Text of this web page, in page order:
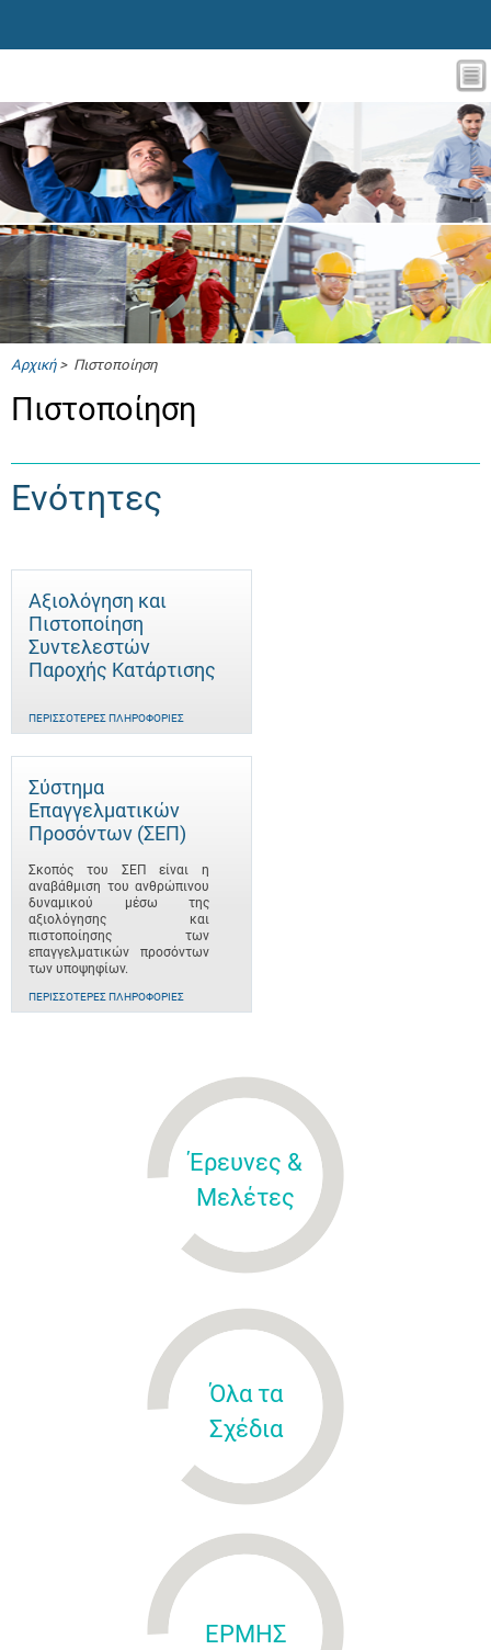
Αρχική> Πιστοποίηση
Πιστοποίηση
Ενότητες
Αξιολόγηση και
Πιστοποίηση
Συντελεστών
Παροχής Κατάρτισης
ΠΕΡΙΣΣΌΤΕΡΕΣ ΠΛΗΡΟΦΟΡΊΕΣ
Σύστημα
Επαγγελματικών
Προσόντων (ΣΕΠ)
Σκοπός του ΣΕΠ είναι η
αναβάθμιση του ανθρώπινου
δυναμικού μέσω της
αξιολόγησης και
πιστοποίησης των
επαγγελματικών προσόντων
των υποψηφίων.
ΠΕΡΙΣΣΌΤΕΡΕΣ ΠΛΗΡΟΦΟΡΊΕΣ
Έρευνες &
Μελέτες
Όλα τα
Σχέδια
ΕΡΜΗΣ